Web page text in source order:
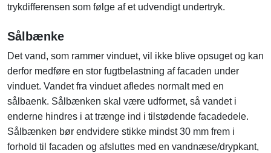
trykdifferensen som følge af et udvendigt undertryk.
Sålbænke
Det vand, som rammer vinduet, vil ikke blive opsuget og kan
derfor medføre en stor fugtbelastning af facaden under
vinduet. Vandet fra vinduet afledes normalt med en
sålbaenk. Sålbænken skal være udformet, så vandet i
enderne hindres i at trænge ind i tilstødende facadedele.
Sålbænken bør endvidere stikke mindst 30 mm frem i
forhold til facaden og afsluttes med en vandnæse/drypkant,